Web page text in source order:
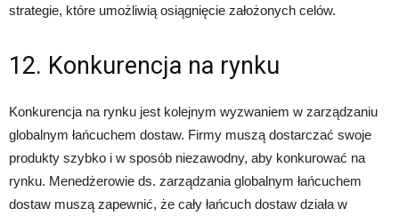
strategie, które umożliwią osiągnięcie założonych celów.
12. Konkurencja na rynku
Konkurencja na rynku jest kolejnym wyzwaniem w zarządzaniu
globalnym łańcuchem dostaw. Firmy muszą dostarczać swoje
produkty szybko i w sposób niezawodny, aby konkurować na
rynku. Menedżerowie ds. zarządzania globalnym łańcuchem
dostaw muszą zapewnić, że cały łańcuch dostaw działa w